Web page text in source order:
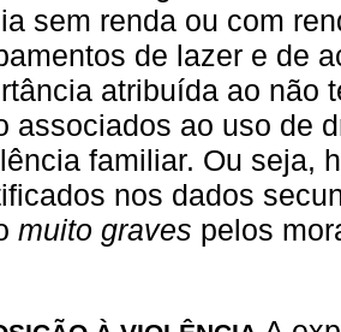
sem renda ou com
de lazer e de
atribuída ao não
associados ao uso de
familiar. Ou seja,
nos dados
muito graves pelos